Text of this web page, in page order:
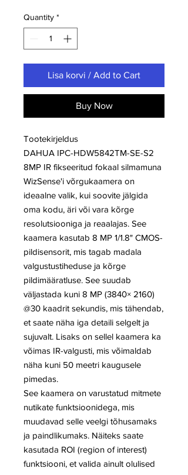
Quantity *
Lisa korvi / Add to Cart
Buy Now
Tootekirjeldus
DAHUA IPC-HDW5842TM-SE-S2
8MP IR fikseeritud fokaal silmamuna
WizSense'i võrgukaamera on
ideaalne valik, kui soovite jälgida
oma kodu, äri või vara kõrge
resolutsiooniga ja reaalajas. See
kaamera kasutab 8 MP 1/1.8" CMOS-
pildisensorit, mis tagab madala
valgustustiheduse ja kõrge
pildimääratluse. See suudab
väljastada kuni 8 MP (3840× 2160)
@30 kaadrit sekundis, mis tähendab,
et saate näha iga detaili selgelt ja
sujuvalt. Lisaks on sellel kaamera ka
võimas IR-valgusti, mis võimaldab
näha kuni 50 meetri kaugusele
pimedas.
See kaamera on varustatud mitmete
nutikate funktsioonidega, mis
muudavad selle veelgi tõhusamaks
ja paindlikumaks. Näiteks saate
kasutada ROI (region of interest)
funktsiooni, et valida ainult olulised